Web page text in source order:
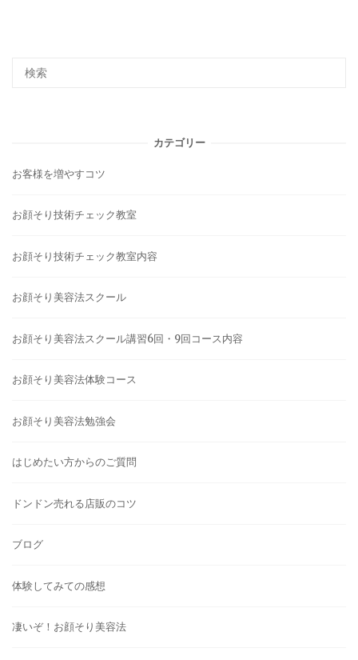
カテゴリー
お客様を増やすコツ
お顔そり技術チェック教室
お顔そり技術チェック教室内容
お顔そり美容法スクール
お顔そり美容法スクール講習6回・9回コース内容
お顔そり美容法体験コース
お顔そり美容法勉強会
はじめたい方からのご質問
ドンドン売れる店販のコツ
ブログ
体験してみての感想
凄いぞ！お顔そり美容法